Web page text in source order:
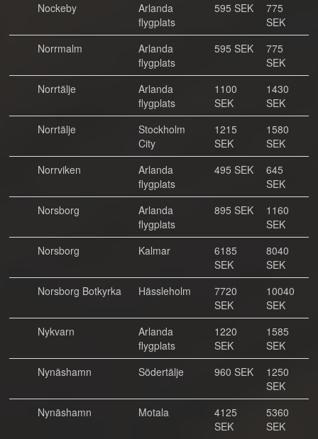
Nockeby
Arlanda
flygplats
595 SEK
775
SEK
Norrmalm
Arlanda
flygplats
595 SEK
775
SEK
Norrtälje
Arlanda
flygplats
1100
SEK
1430
SEK
Norrtälje
Stockholm
City
1215
SEK
1580
SEK
Norrviken
Arlanda
flygplats
495 SEK
645
SEK
Norsborg
Arlanda
flygplats
895 SEK
1160
SEK
Norsborg
Kalmar
6185
SEK
8040
SEK
Norsborg Botkyrka
Hässleholm
7720
SEK
10040
SEK
Nykvarn
Arlanda
flygplats
1220
SEK
1585
SEK
Nynäshamn
Södertälje 960 SEK
1250
SEK
Nynäshamn
Motala
4125
SEK
5360
SEK